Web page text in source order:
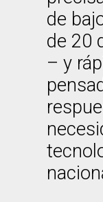
de
de 20
– y